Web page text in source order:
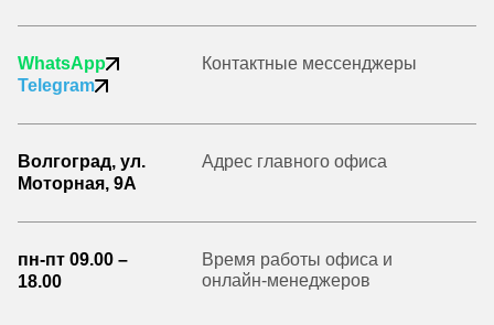
WhatsApp
Telegram
Контактные мессенджеры
Волгоград, ул.
Моторная, 9А
Адрес главного офиса
пн-пт 09.00 –
18.00
Время работы офиса и
онлайн-менеджеров